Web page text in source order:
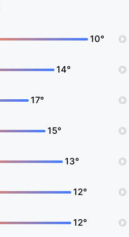
10°
14°
17°
15°
13°
12°
12°